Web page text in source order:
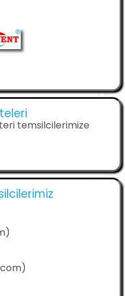
temsilcilerimize